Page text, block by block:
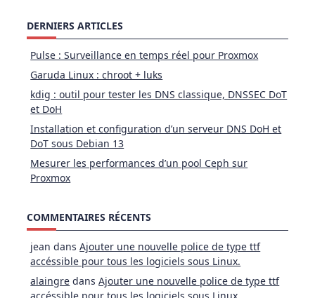
DERNIERS ARTICLES
Pulse : Surveillance en temps réel pour Proxmox
Garuda Linux : chroot + luks
kdig : outil pour tester les DNS classique, DNSSEC DoT
et DoH
Installation et configuration d’un serveur DNS DoH et
DoT sous Debian 13
Mesurer les performances d’un pool Ceph sur
Proxmox
COMMENTAIRES RÉCENTS
jean dansAjouter une nouvelle police de type ttf
accéssible pour tous les logiciels sous Linux.
alaingre dansAjouter une nouvelle police de type ttf
accéssible pour tous les logiciels sous Linux.